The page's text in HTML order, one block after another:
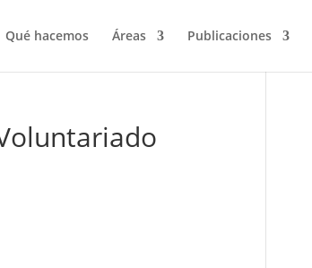
Qué hacemos Áreas Publicaciones